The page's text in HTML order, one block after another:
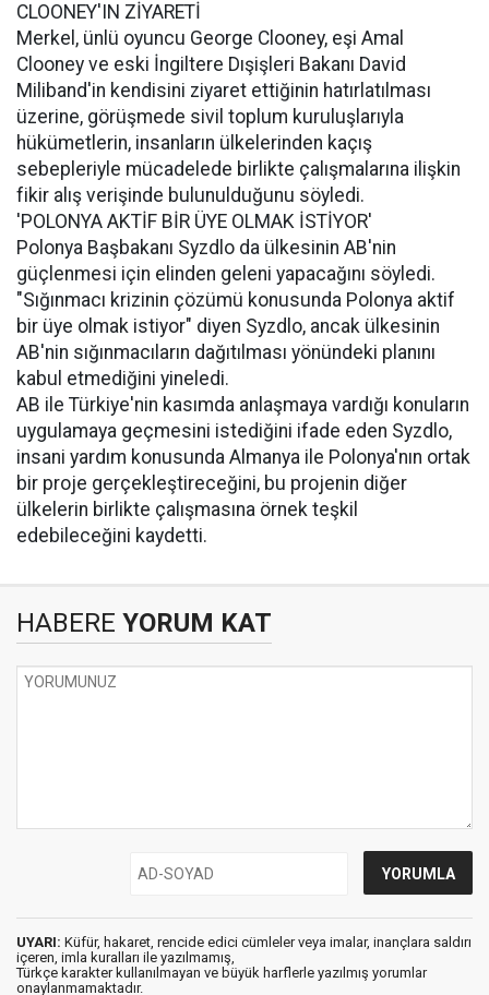
CLOONEY'IN ZİYARETİ
Merkel, ünlü oyuncu George Clooney, eşi Amal
Clooney ve eski İngiltere Dışişleri Bakanı David
Miliband'in kendisini ziyaret ettiğinin hatırlatılması
üzerine, görüşmede sivil toplum kuruluşlarıyla
hükümetlerin, insanların ülkelerinden kaçış
sebepleriyle mücadelede birlikte çalışmalarına ilişkin
fikir alış verişinde bulunulduğunu söyledi.
'POLONYA AKTİF BİR ÜYE OLMAK İSTİYOR'
Polonya Başbakanı Syzdlo da ülkesinin AB'nin
güçlenmesi için elinden geleni yapacağını söyledi.
"Sığınmacı krizinin çözümü konusunda Polonya aktif
bir üye olmak istiyor" diyen Syzdlo, ancak ülkesinin
AB'nin sığınmacıların dağıtılması yönündeki planını
kabul etmediğini yineledi.
AB ile Türkiye'nin kasımda anlaşmaya vardığı konuların
uygulamaya geçmesini istediğini ifade eden Syzdlo,
insani yardım konusunda Almanya ile Polonya'nın ortak
bir proje gerçekleştireceğini, bu projenin diğer
ülkelerin birlikte çalışmasına örnek teşkil
edebileceğini kaydetti.
HABERE YORUM KAT
UYARI: Küfür, hakaret, rencide edici cümleler veya imalar, inançlara saldırı
içeren, imla kuralları ile yazılmamış,
Türkçe karakter kullanılmayan ve büyük harflerle yazılmış yorumlar
onaylanmamaktadır.